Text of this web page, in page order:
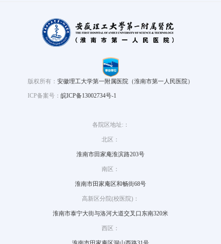
版权所有： 安徽理工大学第一附属医院（淮南市第一人民医院）
ICP备案号： 皖ICP备13002734号-1
各院区地址:：
北区：
淮南市田家庵淮滨路203号
南区：
淮南市田家庵区和畅街68号
高新区分院(校医院)：
淮南市泰宁大街与洛河大道交叉口东南320米
西区：